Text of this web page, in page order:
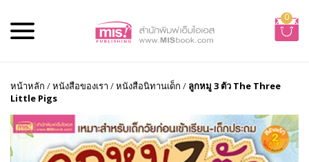
0
หน้าหลัก /หนังสือของเรา /หนังสือนิทานเด็ก / ลูกหมู 3 ตัว The Three
Little Pigs